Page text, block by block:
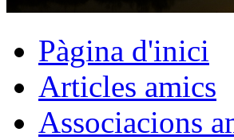
Pàgina d'inici
Articles amics
Associacions